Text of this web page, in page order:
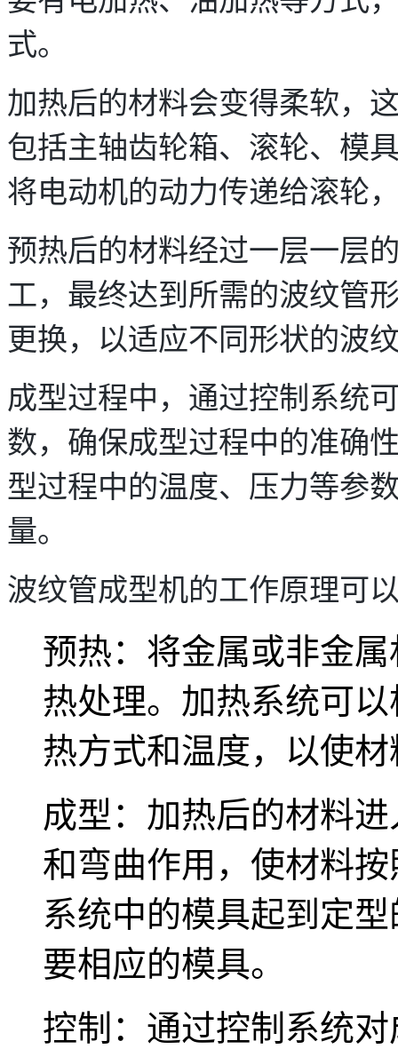
式。
加热后的材料会变得柔软，
包括主轴齿轮箱、滚轮、模
将电动机的动力传递给滚轮
预热后的材料经过一层一层
工，最终达到所需的波纹管
更换，以适应不同形状的波
成型过程中，通过控制系统
数，确保成型过程中的准确
型过程中的温度、压力等参
量。
波纹管成型机的工作原理可
预热：将金属或非金
热处理。加热系统可
热方式和温度，以使
成型：加热后的材料
和弯曲作用，使材料
系统中的模具起到定
要相应的模具。
控制：通过控制系统